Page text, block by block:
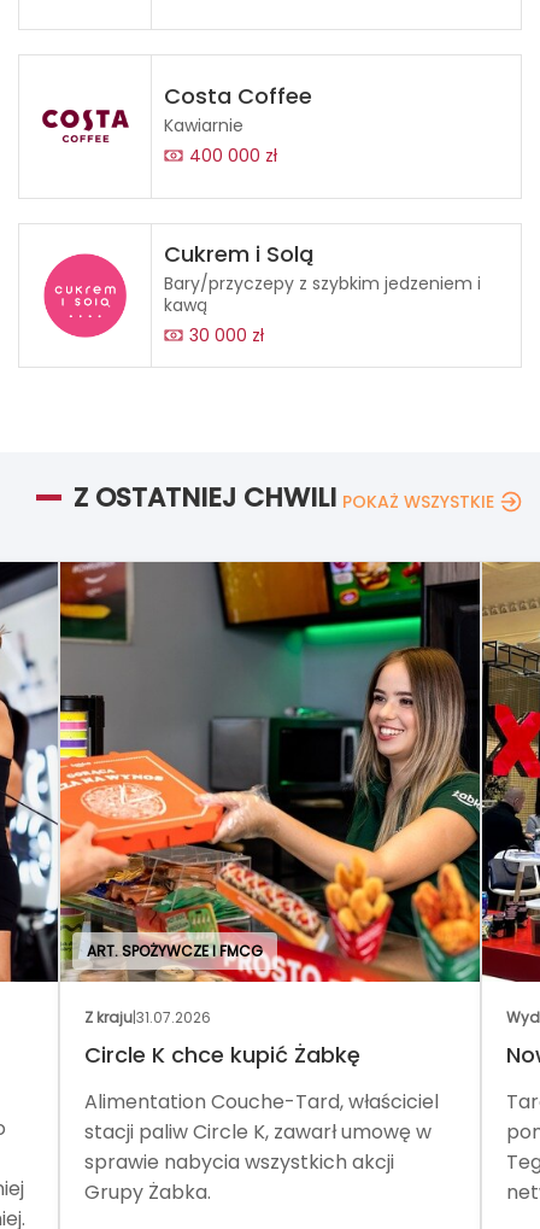
Costa Coffee
Kawiarnie
400 000 zł
Cukrem i Solą
Bary/przyczepy z szybkim jedzeniem i
kawą
30 000 zł
Z OSTATNIEJ CHWILI POKAŻ WSZYSTKIE
ART. SPOŻYWCZE I FMCG
Z kraju|31.07.2026
Circle K chce kupić Żabkę
Alimentation Couche-Tard, właściciel
stacji paliw Circle K, zawarł umowę w
sprawie nabycia wszystkich akcji
Grupy Żabka.